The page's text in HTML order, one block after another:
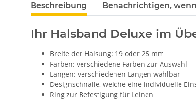
Beschreibung Benachrichtigen,
Ihr Halsband Deluxe im
Breite der Halsung: 19 oder 25 mm
Farben: verschiedene Farben zur Auswahl
Längen: verschiedenen Längen wählbar
Designschnalle, welche eine individuelle
Ring zur Befestigung für Leinen